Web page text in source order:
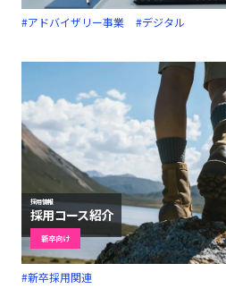
#アドバイザリー事業 #デジタル
採用情報
採用コース紹介
新卒向け
#新卒採用関連